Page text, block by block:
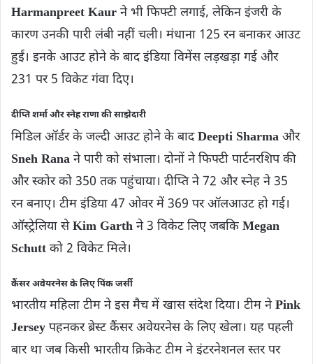
Harmanpreet Kaur ने भी फिफ्टी लगाई, लेकिन इंजरी के
कारण उनकी पारी लंबी नहीं चली। मंधाना 125 रन बनाकर आउट
हुईं। इनके आउट होने के बाद इंडिया विमेंस लड़खड़ा गई और
231 पर 5 विकेट गंवा दिए।
दीप्ति शर्मा और स्नेह राणा की साझेदारी
मिडिल ऑर्डर के जल्दी आउट होने के बादDeepti Sharma और
Sneh Rana ने पारी को संभाला। दोनों ने फिफ्टी पार्टनरशिप की
और स्कोर को 350 तक पहुंचाया। दीप्ति ने 72 और स्नेह ने 35
रन बनाए। टीम इंडिया 47 ओवर में 369 पर ऑलआउट हो गई।
ऑस्ट्रेलिया सेKim Garth ने 3 विकेट लिए जबकि Megan
Schutt को 2 विकेट मिले।
कैंसर अवेयरनेस के लिए पिंक जर्सी
भारतीय महिला टीम ने इस मैच में खास संदेश दिया। टीम नेPink
Jersey पहनकर ब्रेस्ट कैंसर अवेयरनेस के लिए खेला। यह पहली
बार था जब किसी भारतीय क्रिकेट टीम ने इंटरनेशनल स्तर पर